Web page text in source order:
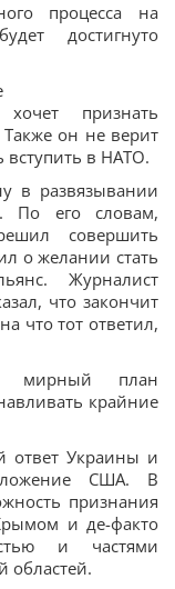
процесса на
достигнуто
признать
он не верит
вступить в НАТО.
в развязывании
По его словам,
совершить
о желании стать
Журналист
что закончит
что тот ответил,
мирный план
крайние
ответ Украины и
США. В
признания
и де-факто
и частями
областей.